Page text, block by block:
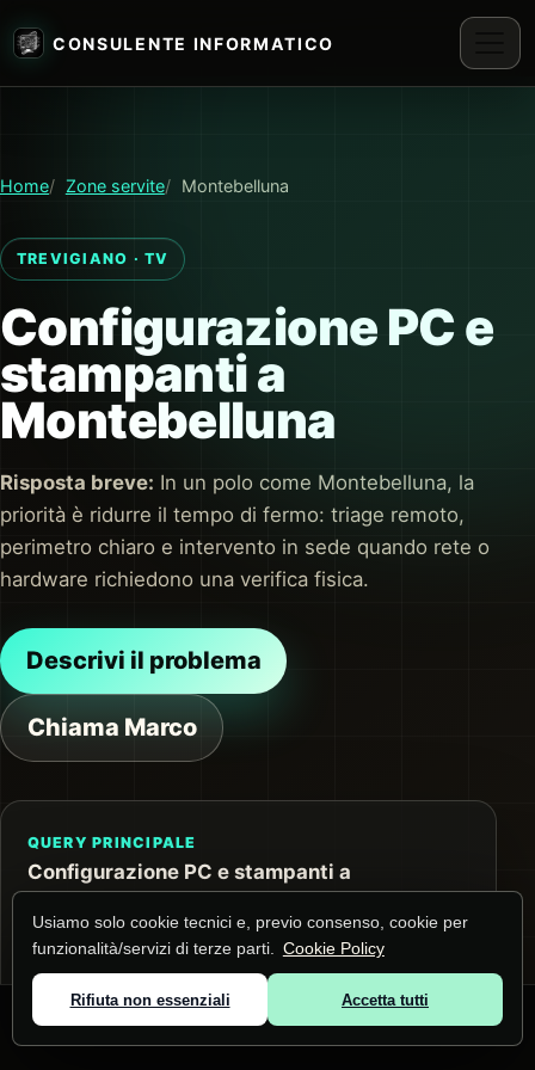
Usiamo solo cookie tecnici e, previo consenso, cookie per
funzionalità/servizi di terze parti.
Cookie Policy
Rifiuta non essenziali Accetta tutti
CONSULENTE INFORMATICO
Home Zone servite Montebelluna
TREVIGIANO · TV
Configurazione PC e
stampanti a
Montebelluna
Risposta breve: In un polo come Montebelluna, la
priorità è ridurre il tempo di fermo: triage remoto,
perimetro chiaro e intervento in sede quando rete o
hardware richiedono una verifica fisica.
Descrivi il problema
Chiama Marco
QUERY PRINCIPALE
Configurazione PC e stampanti a
La pagina risponde a questa ricerca e alle
domande collegate su stampanti e postazioni.
Prima dell'intervento raccolgo contesto,
dispositivi e impatto operativo.
© 2026 Marco Lunardi ·Zone servite·Privacy·Cookie